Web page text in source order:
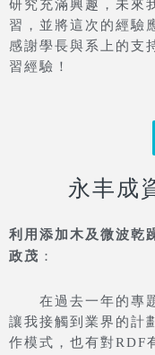
研究充滿興趣，未來
習，並將這次的經驗
感謝學長與系上的支
習經驗！
永丰成
利用添加木及微波乾
政茂 ：
在過去一年的專題
讓我接觸到業界的計
作模式，也有對RDF